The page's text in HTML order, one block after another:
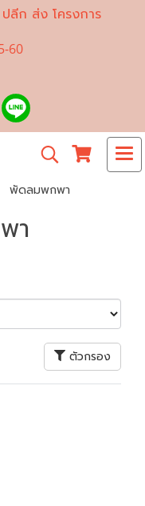
ลีก ส่ง โครงการ
60
พัดลมพกพา
า
ตัวกรอง